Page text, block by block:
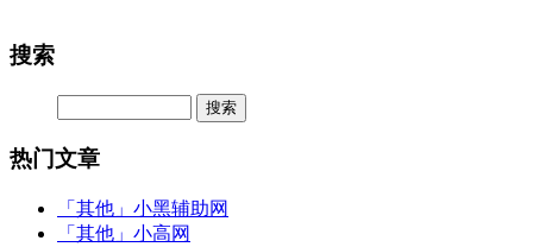
搜索
热门文章
「其他」 小黑辅助网
「其他」 小高网